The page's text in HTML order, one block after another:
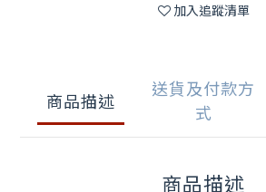
加入追蹤清單
商品描述
送貨及付款方
式
商品描述